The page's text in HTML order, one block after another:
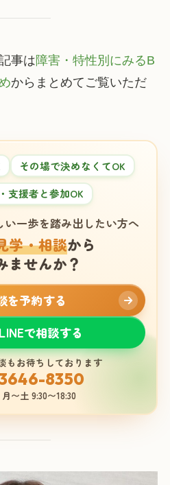
事は障害・特性別にみるB
からまとめてご覧いただ
その場で決めなくてOK
支援者と参加OK
一歩を踏み出したい方へ
学・相談から
ませんか？
を予約する
で相談する
もお待ちしております
8350
〜土 9:30〜18:30